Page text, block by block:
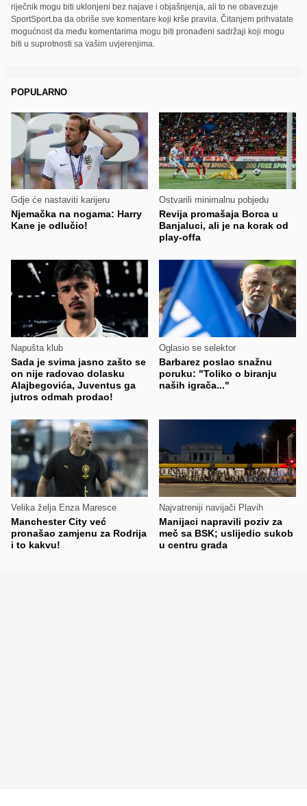
riječnik mogu biti uklonjeni bez najave i objašnjenja, ali to ne obavezuje
SportSport.ba da obriše sve komentare koji krše pravila. Čitanjem prihvatate
mogućnost da među komentarima mogu biti pronađeni sadržaji koji mogu
biti u suprotnosti sa vašim uvjerenjima.
POPULARNO
Gdje će nastaviti karijeru
Njemačka na nogama: Harry
Kane je odlučio!
Ostvarili minimalnu pobjedu
Revija promašaja Borca u
Banjaluci, ali je na korak od
play-offa
Napušta klub
Sada je svima jasno zašto se
on nije radovao dolasku
Alajbegovića, Juventus ga
jutros odmah prodao!
Oglasio se selektor
Barbarez poslao snažnu
poruku: "Toliko o biranju
naših igrača..."
Velika želja Enza Maresce
Manchester City već
pronašao zamjenu za Rodrija
i to kakvu!
Najvatreniji navijači Plavih
Manijaci napravili poziv za
meč sa BSK; uslijedio sukob
u centru grada